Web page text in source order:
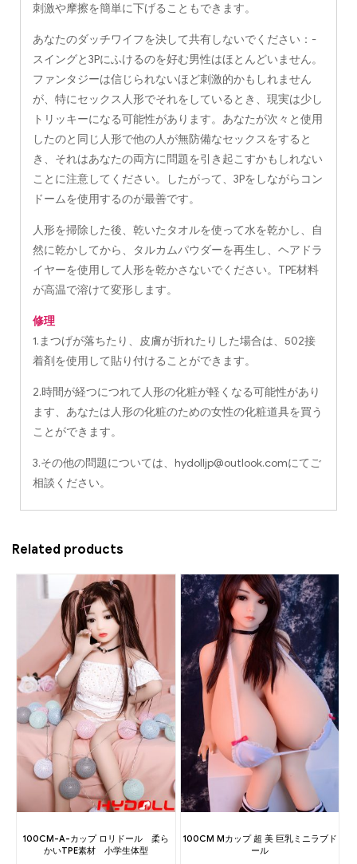
刺激や摩擦を簡単に下げることもできます。
あなたのダッチワイフを決して共有しないでください：-
スイングと3Pにふけるのを好む男性はほとんどいません。
ファンタジーは信じられないほど刺激的かもしれません
が、特にセックス人形でそれをしているとき、現実は少し
トリッキーになる可能性があります。あなたが次々と使用
したのと同じ人形で他の人が無防備なセックスをすると
き、それはあなたの両方に問題を引き起こすかもしれない
ことに注意してください。したがって、3Pをしながらコン
ドームを使用するのが最善です。
人形を掃除した後、乾いたタオルを使って水を乾かし、自
然に乾かしてから、タルカムパウダーを再生し、ヘアドラ
イヤーを使用して人形を乾かさないでください。TPE材料
が高温で溶けて変形します。
修理
1.まつげが落ちたり、皮膚が折れたりした場合は、502接
着剤を使用して貼り付けることができます。
2.時間が経つにつれて人形の化粧が軽くなる可能性があり
ます、あなたは人形の化粧のための女性の化粧道具を買う
ことができます。
3.その他の問題については、 hydolljp@outlook.comにてご
相談ください。
Related products
100CM-A-カップ ロリドール 柔ら
かいTPE素材 小学生体型
100CM Mカップ 超 美 巨乳ミニラブド
ール